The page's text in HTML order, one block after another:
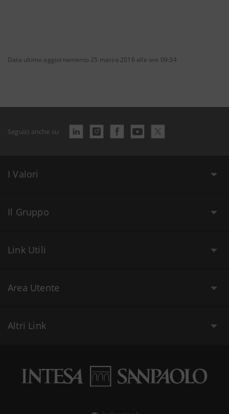
Data ultimo aggiornamento 25 marzo 2016 alle ore 09:34
Seguici anche su
I Valori
Il Gruppo
Link Utili
Area Utente
Altri Link